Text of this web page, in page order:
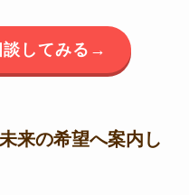
談してみる→
来の希望へ案内し